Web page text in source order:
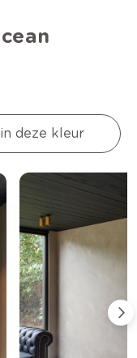
deze kleur